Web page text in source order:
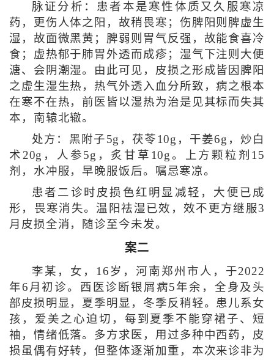
脉证分析：患者本是寒性体质又久服寒凉
药，更伤人体之阳，故稍畏寒；伤脾阳则脾虚生
湿，故面微黑黄；脾弱则胃气反强，故能食喜冷
食；虚热郁于肺胃外透而成疹；湿气下注则大便
溏、会阴潮湿。由此可见，皮损之形成皆因脾阳
之虚生湿生热，热气外透入血分所致，病之根本
在寒不在热，前医皆以湿热为治是见其标而失其
本，南辕北辙。
处方：黑附子5g，茯苓10g，干姜6g，炒白
术20g，人参5g，炙甘草10g。上方颗粒剂15
剂，水冲服，早晚服饭后。嘱忌寒凉。
患者二诊时皮损色红明显减轻，大便已成
形，畏寒消失。温阳祛湿已效，效不更方继服3
月皮损全消，随诊至今未发。
案二
李某，女，16岁，河南郑州市人，于2022
年6月初诊。西医诊断银屑病5年余，全身及头
部皮损明显，夏季明显，冬季反稍轻。患儿系女
孩，爱美之心迫切，每到夏季不能穿裙子、短
袖，情绪低落。多方求医，用过多种中西药，皮
损虽偶有好转，但整体逐渐加重，本次来诊非为